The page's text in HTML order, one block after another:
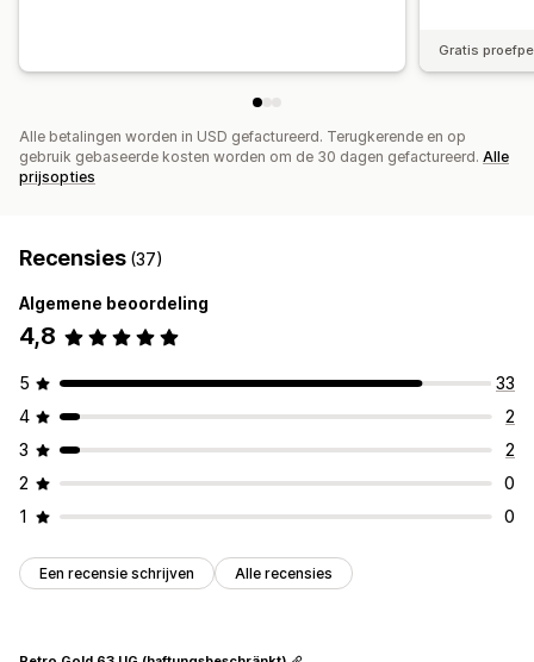
Gratis
Alle betalingen worden in USD gefactureerd. Terugkerende en op
gebruik gebaseerde kosten worden om de 30 dagen gefactureerd. Alle
prijsopties
Recensies (37)
Algemene beoordeling
4,8
5
33
4
2
3
2
2
0
1
0
Een recensie schrijven Alle recensies